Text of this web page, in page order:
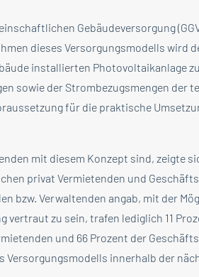
Gebäudeversorgung
dieses Versorgungsmodells wird
installierten Photovoltaikanlage
sowie der Strombezugsmengen der
für die praktische
mit diesem Konzept sind, zeigte
privat Vermietenden und
bzw. Verwaltenden angab, mit der
vertraut zu sein, trafen lediglich 11
und 66 Prozent der
Versorgungsmodells innerhalb der